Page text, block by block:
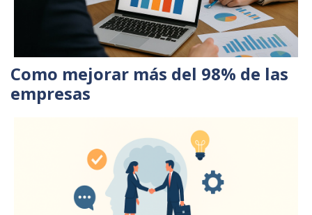
Como mejorar más del 98% de las
empresas